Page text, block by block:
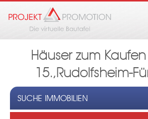
Häuser zum
15.,Rudolfsheim-
SUCHE IMMOBILIEN